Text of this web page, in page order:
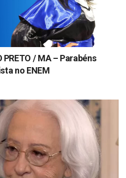
PRETO / MA – Parabéns
no ENEM